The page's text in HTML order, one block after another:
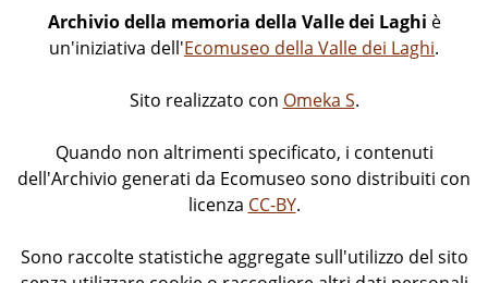
Archivio della memoria della Valle dei Laghi è
un'iniziativa dell'Ecomuseo della Valle dei Laghi.
Sito realizzato con Omeka S.
Quando non altrimenti specificato, i contenuti
dell'Archivio generati da Ecomuseo sono distribuiti con
licenza CC-BY.
Sono raccolte statistiche aggregate sull'utilizzo del sito